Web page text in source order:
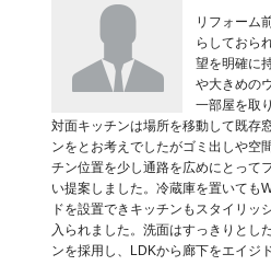
リフォーム
らしておら
望を明確に
や大きめの
一部屋を取
対面キッチンは場所を移動して既存
ンをとお考えでしたがゴミ出しや空
チン位置を少し通路を広めにとって
い提案しました。冷蔵庫を置いても
ドを設置できキッチンもスタイリッ
入られました。洗面はすっきりとし
ンを採用し、LDKから廊下をエイジ